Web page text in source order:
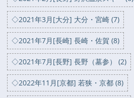
◇2021年3月[大分] 大分・宮崎 (7)
◇2021年7月[長崎] 長崎・佐賀 (8)
◇2021年7月[長野] 長野（墓参） (2)
◇2022年11月[京都] 若狭・京都 (8)